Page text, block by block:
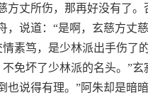
方丈所伤，那再好没有了
说道：“是啊，玄慈方丈
素笃，是少林派出手伤了
免坏了少林派的名头。”
说得有理。”阿朱却是暗